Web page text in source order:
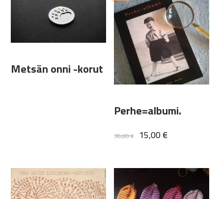
Metsän onni -korut
Perhe=albumi.
30,00€
Alkuperäinen
15,00 €Nykyinen
15,00 €.